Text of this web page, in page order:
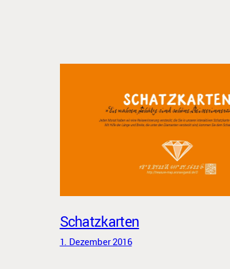
Schatzkarten
1. Dezember 2016